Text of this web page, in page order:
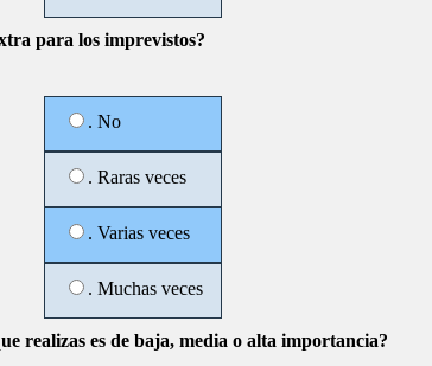
para los imprevistos?
. No
. Raras veces
. Varias veces
. Muchas veces
realizas es de baja, media o alta importancia?